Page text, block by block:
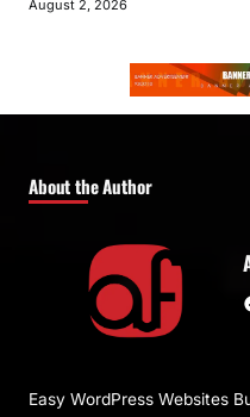
August 2, 2026
About the Author
Easy WordPress Websites